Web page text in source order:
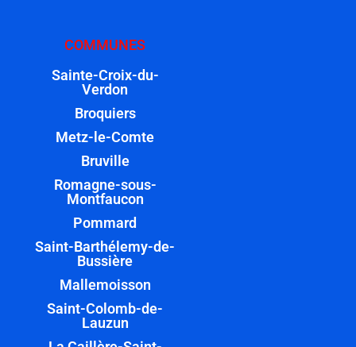
COMMUNES
Sainte-Croix-du-
Verdon
Broquiers
Metz-le-Comte
Bruville
Romagne-sous-
Montfaucon
Pommard
Saint-Barthélemy-de-
Bussière
Mallemoisson
Saint-Colomb-de-
Lauzun